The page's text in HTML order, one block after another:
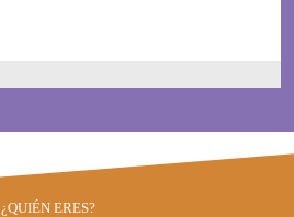
¿QUIÉN ERES?